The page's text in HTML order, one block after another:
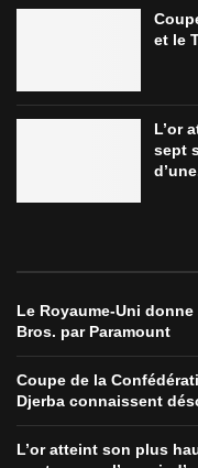
et le
L’or
sept
Le Royaume-Uni
Bros. par Paramount
Coupe de la
Djerba connaissent
L’or atteint son plus